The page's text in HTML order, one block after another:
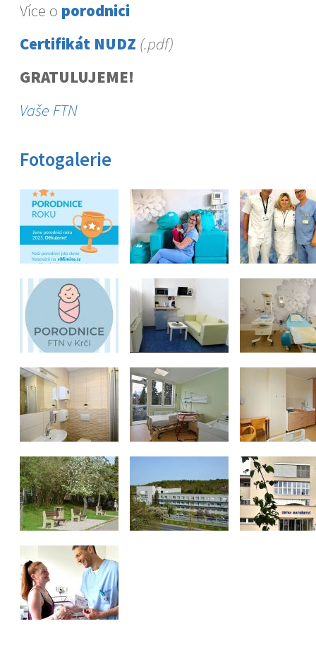
Více o porodnici
Certifikát NUDZ (.pdf)
GRATULUJEME!
Vaše FTN
Fotogalerie